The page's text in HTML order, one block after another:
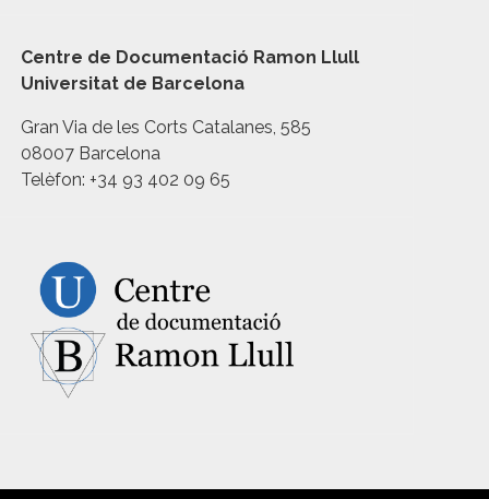
Centre de Documentació Ramon Llull
Universitat de Barcelona
Gran Via de les Corts Catalanes, 585
08007 Barcelona
Telèfon: +34 93 402 09 65